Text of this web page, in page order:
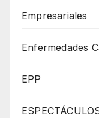
Empresariales
Enfermedades
EPP